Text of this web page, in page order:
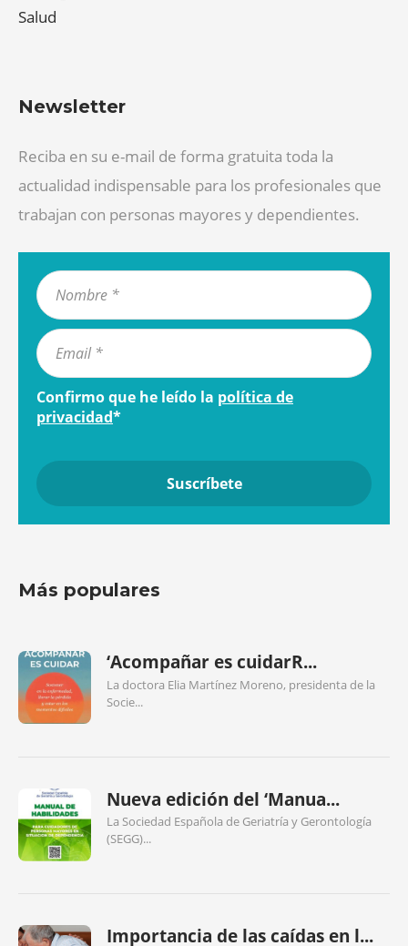
Salud
Newsletter
Reciba en su e-mail de forma gratuita toda la
actualidad indispensable para los profesionales que
trabajan con personas mayores y dependientes.
Confirmo que he leído la política de
privacidad*
Más populares
‘Acompañar es cuidarR...
La doctora Elia Martínez Moreno, presidenta de la
Socie...
Nueva edición del ‘Manua...
La Sociedad Española de Geriatría y Gerontología
(SEGG)...
Importancia de las caídas en l...